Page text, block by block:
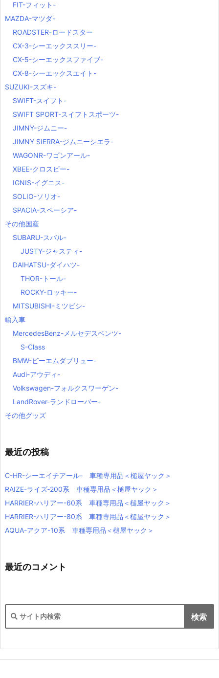
FIT-フィット-
MAZDA-マツダ-
ROADSTER-ロードスター
CX-3-シーエックススリー-
CX-5-シーエックスファイブ-
CX-8-シーエックスエイト-
SUZUKI-スズキ-
SWIFT-スイフト-
SWIFT SPORT-スイフトスポーツ-
JIMNY-ジムニー-
JIMNY SIERRA-ジムニーシエラ-
WAGONR-ワゴンアール-
XBEE-クロスビー-
IGNIS-イグニス-
SOLIO-ソリオ-
SPACIA-スペーシア-
その他国産
SUBARU-スバル-
JUSTY-ジャスティ-
DAIHATSU-ダイハツ-
THOR-トール-
ROCKY-ロッキー-
MITSUBISHI-ミツビシ-
輸入車
MercedesBenz-メルセデスベンツ-
S-Class
BMW-ビーエムダブリュー-
Audi-アウディ-
Volkswagen-フォルクスワーゲン-
LandRover-ランドローバー-
その他グッズ
最近の投稿
C-HR-シーエイチアール- 車種専用品＜槌屋ヤック＞
RAIZE-ライズ‐200系 車種専用品＜槌屋ヤック＞
HARRIER-ハリアー-60系 車種専用品＜槌屋ヤック＞
HARRIER-ハリアー-80系 車種専用品＜槌屋ヤック＞
AQUA-アクア-10系 車種専用品＜槌屋ヤック＞
最近のコメント